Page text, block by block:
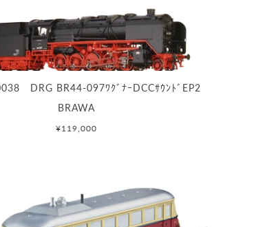
DRG BR44-097ﾜｸﾞﾅｰDCCｻｳﾝﾄﾞEP2
BRAWA
¥119,000